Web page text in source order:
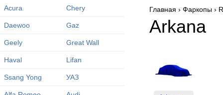
Acura Chery
Daewoo Gaz
Geely Great Wall
Haval Lifan
Ssang Yong УАЗ
Вы здесь
Главная › Фаркопы ›
Arkana